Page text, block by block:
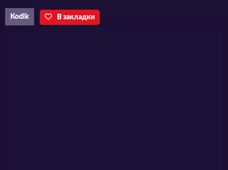
большая гонка на колониальной планете, и
наряду с другими харизматическими
Kodik В закладки